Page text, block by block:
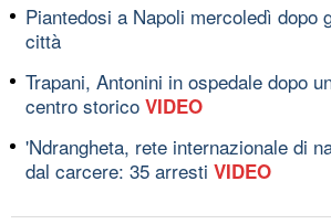
Piantedosi a Napoli mercoledì dopo
città
Trapani, Antonini in ospedale dopo
centro storico VIDEO
'Ndrangheta, rete internazionale di
dal carcere: 35 arresti VIDEO